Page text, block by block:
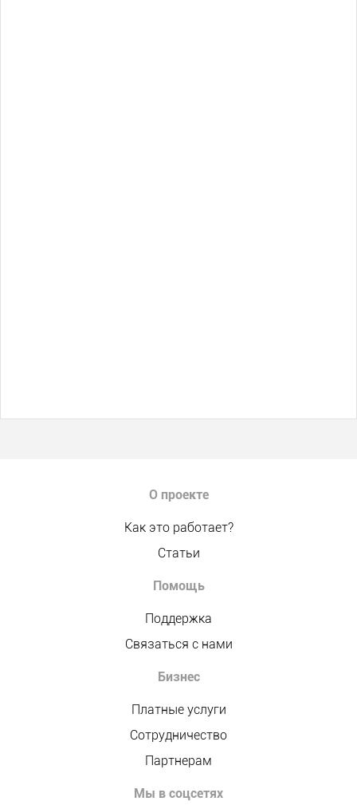
О проекте
Как это работает?
Статьи
Помощь
Поддержка
Связаться с нами
Бизнес
Платные услуги
Сотрудничество
Партнерам
Мы в соцсетях